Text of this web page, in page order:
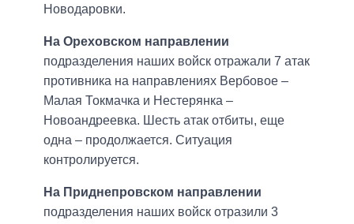
Новодаровки.
На Ореховском направлении
подразделения наших войск отражали 7 атак
противника на направлениях Вербовое –
Малая Токмачка и Нестерянка –
Новоандреевка. Шесть атак отбиты, еще
одна – продолжается. Ситуация
контролируется.
На Приднепровском направлении
подразделения наших войск отразили 3